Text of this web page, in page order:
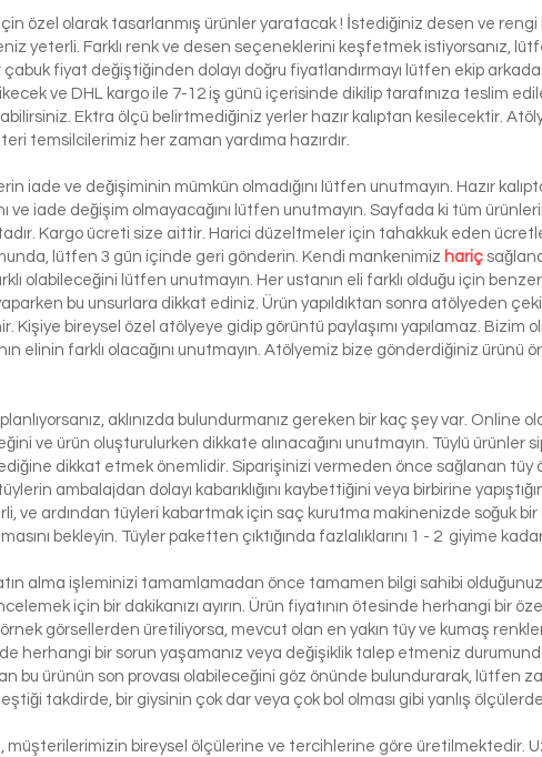
özel olarak tasarlanmış ürünler yaratacak ! İstediğiniz desen ve
yeterli. Farklı renk ve desen seçeneklerini keşfetmek istiyorsanız,
fiyat değiştiğinden dolayı doğru fiyatlandırmayı lütfen ekip
ve DHL kargo ile 7-12 iş günü içerisinde dikilip tarafınıza teslim
Ektra ölçü belirtmediğiniz yerler hazır kalıptan kesilecektir.
temsilcilerimiz her zaman yardıma hazırdır.
iade ve değişiminin mümkün olmadığını lütfen unutmayın. Hazır
ve iade değişim olmayacağını lütfen unutmayın. Sayfada ki tüm
Kargo ücreti size aittir. Harici düzeltmeler için tahakkuk eden
lütfen 3 gün içinde geri gönderin. Kendi mankenimiz hariç
olabileceğini lütfen unutmayın. Her ustanın eli farklı olduğu için
bu unsurlara dikkat ediniz. Ürün yapıldıktan sonra atölyeden
Kişiye bireysel özel atölyeye gidip görüntü paylaşımı yapılamaz. Bizim
elinin farklı olacağını unutmayın. Atölyemiz bize gönderdiğiniz ürünü
aklınızda bulundurmanız gereken bir kaç şey var.
ve ürün oluşturulurken dikkate alınacağını unutmayın. Tüylü ürünler
dikkat etmek önemlidir. Siparişinizi vermeden önce sağlanan
ambalajdan dolayı kabarıklığını kaybettiğini veya birbirine
ve ardından tüyleri kabartmak için saç kurutma makinenizde soğuk
bekleyin. Tüyler paketten çıktığında fazlalıklarını 1 - 2 giyime
alma işleminizi tamamlamadan önce tamamen bilgi sahibi
için bir dakikanızı ayırın. Ürün fiyatının ötesinde herhangi bir
görsellerden üretiliyorsa, mevcut olan en yakın tüy ve kumaş
herhangi bir sorun yaşamanız veya değişiklik talep etmeniz
bu ürünün son provası olabileceğini göz önünde bulundurarak, lütfen
takdirde, bir giysinin çok dar veya çok bol olması gibi yanlış
müşterilerimizin bireysel ölçülerine ve tercihlerine göre üretilmektedir.